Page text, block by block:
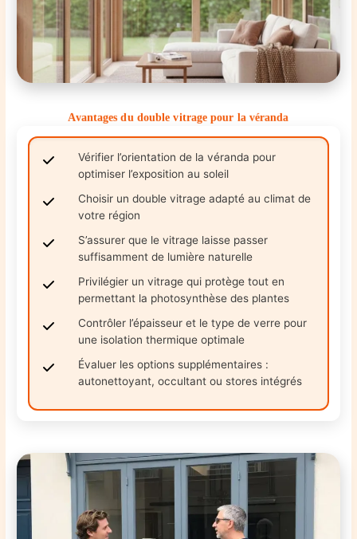
Avantages du double vitrage pour la véranda
Vérifier l’orientation de la véranda pour
optimiser l’exposition au soleil
Choisir un double vitrage adapté au climat de
votre région
S’assurer que le vitrage laisse passer
suffisamment de lumière naturelle
Privilégier un vitrage qui protège tout en
permettant la photosynthèse des plantes
Contrôler l’épaisseur et le type de verre pour
une isolation thermique optimale
Évaluer les options supplémentaires :
autonettoyant, occultant ou stores intégrés